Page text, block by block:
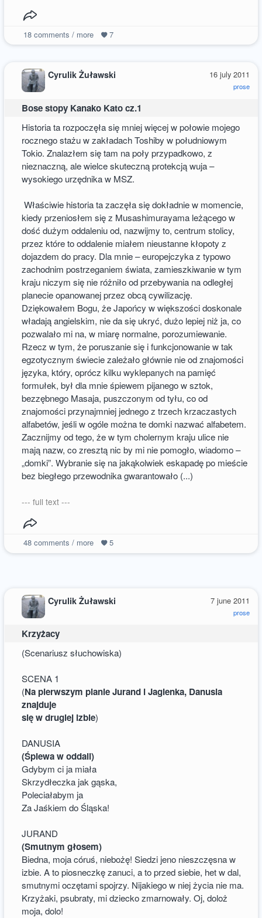
18comments / more 7
16 july 2011
prose
Cyrulik Żuławski
Bose stopy Kanako Kato cz.1
Historia ta rozpoczęła się mniej więcej w połowie mojego
rocznego stażu w zakładach Toshiby w południowym
Tokio. Znalazłem się tam na poły przypadkowo, z
nieznaczną, ale wielce skuteczną protekcją wuja –
wysokiego urzędnika w MSZ.
Właściwie historia ta zaczęła się dokładnie w momencie,
kiedy przeniosłem się z Musashimurayama leżącego w
dość dużym oddaleniu od, nazwijmy to, centrum stolicy,
przez które to oddalenie miałem nieustanne kłopoty z
dojazdem do pracy. Dla mnie – europejczyka z typowo
zachodnim postrzeganiem świata, zamieszkiwanie w tym
kraju niczym się nie różniło od przebywania na odległej
planecie opanowanej przez obcą cywilizację.
Dziękowałem Bogu, że Japońcy w większości doskonale
władają angielskim, nie da się ukryć, dużo lepiej niż ja, co
pozwalało mi na, w miarę normalne, porozumiewanie.
Rzecz w tym, że poruszanie się i funkcjonowanie w tak
egzotycznym świecie zależało głównie nie od znajomości
języka, który, oprócz kilku wyklepanych na pamięć
formułek, był dla mnie śpiewem pijanego w sztok,
bezzębnego Masaja, puszczonym od tyłu, co od
znajomości przynajmniej jednego z trzech krzaczastych
alfabetów, jeśli w ogóle można te domki nazwać alfabetem.
Zacznijmy od tego, że w tym cholernym kraju ulice nie
mają nazw, co zresztą nic by mi nie pomogło, wiadomo –
„domki”. Wybranie się na jakąkolwiek eskapadę po mieście
bez biegłego przewodnika gwarantowało (...)
--- full text ---
48comments / more 5
7 june 2011
prose
Cyrulik Żuławski
Krzyżacy
(Scenariusz słuchowiska)
SCENA 1
(Na pierwszym planie Jurand i Jagienka, Danusia
znajduje
się w drugiej izbie)
DANUSIA
(Śpiewa w oddali)
Gdybym ci ja miała
Skrzydłeczka jak gąska,
Poleciałabym ja
Za Jaśkiem do Śląska!
JURAND
(Smutnym głosem)
Biedna, moja córuś, niebożę! Siedzi jeno nieszczęsna w
izbie. A to piosneczkę zanuci, a to przed siebie, het w dal,
smutnymi oczętami spojrzy. Nijakiego w niej życia nie ma.
Krzyżaki, psubraty, mi dziecko zmarnowały. Oj, doloż
moja, dolo!